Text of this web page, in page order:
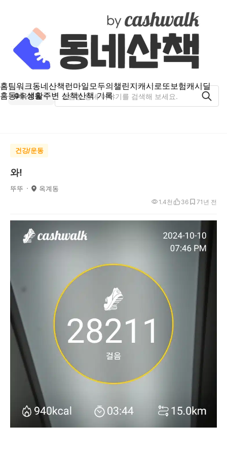
홈팀워크동네산책런마일모두의챌린지캐시로또보험캐시딜
홈동네 생활주변 산책산책 기록
옥계동
건강/운동
와!
뚜뚜 옥계동
1년 전
1.4천 36 7